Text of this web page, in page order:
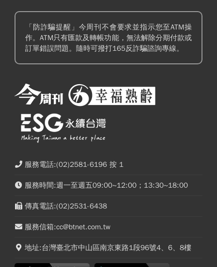
「防詐騙提醒」今周刊不會要求並指示您至ATM操
作。ATM只有匯款及轉帳功能，無法解除分期付款或
訂單錯誤問題。隨時可撥打165反詐騙諮詢專線。
服務電話:(02)2581-6196 按 1
服務時間:週一至週五09:00~12:00；13:30~18:00
傳真電話:(02)2531-6438
服務信箱:cc@btnet.com.tw
地址:台灣臺北市中山區南京東路1段96號4、6、8樓